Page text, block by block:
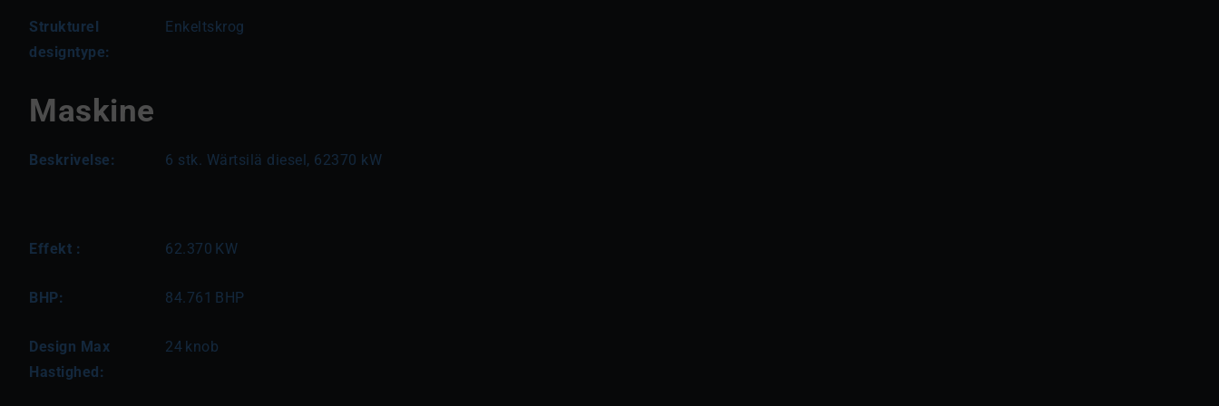
Strukturel
designtype:
Enkeltskrog
Maskine
Beskrivelse: 6 stk. Wärtsilä diesel, 62370 kW
Effekt : 62.370 KW
BHP: 84.761 BHP
Design Max
Hastighed:
24 knob